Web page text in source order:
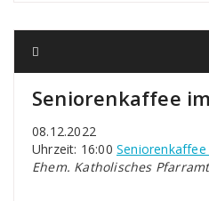
Seniorenkaffee
08.12.2022
Uhrzeit: 16:00
Ehem. Katholisches